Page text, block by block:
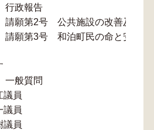
政報告
願第2号 公共施設の改善及び増
願第3号 和泊町民の命と安心を
般質問
員
員
員